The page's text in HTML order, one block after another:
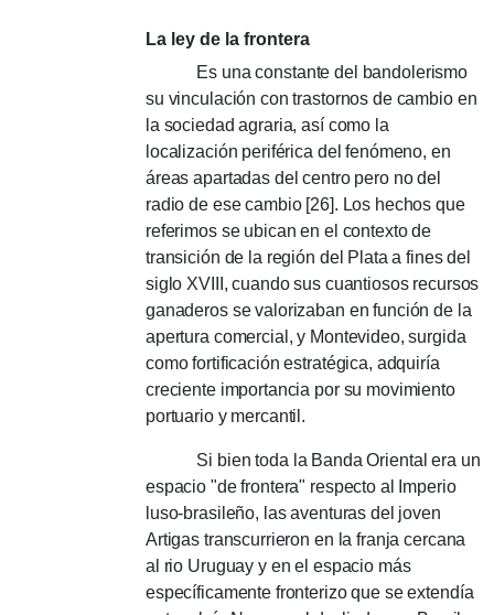
La ley de la frontera
Es una constante del bandolerismo
su vinculación con trastornos de cambio en
la sociedad agraria, así como la
localización periférica del fenómeno, en
áreas apartadas del centro pero no del
radio de ese cambio [26]. Los hechos que
referimos se ubican en el contexto de
transición de la región del Plata a fines del
siglo XVIII, cuando sus cuantiosos recursos
ganaderos se valorizaban en función de la
apertura comercial, y Montevideo, surgida
como fortificación estratégica, adquiría
creciente importancia por su movimiento
portuario y mercantil.
Si bien toda la Banda Oriental era un
espacio "de frontera" respecto al Imperio
luso-brasileño, las aventuras del joven
Artigas transcurrieron en la franja cercana
al rio Uruguay y en el espacio más
específicamente fronterizo que se extendía